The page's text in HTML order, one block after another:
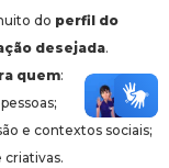
do perfil do
desejada.
quem:
e contextos sociais;
criativas.